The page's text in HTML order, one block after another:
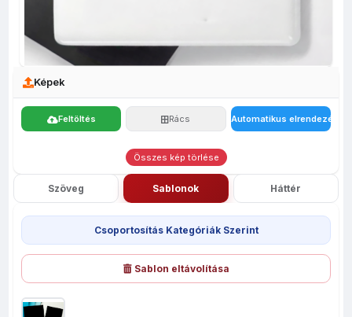
Képek
Feltöltés Rács Automatikus elrendezés
Összes kép törlése
Szöveg Sablonok Háttér
Csoportosítás Kategóriák Szerint
Sablon eltávolítása